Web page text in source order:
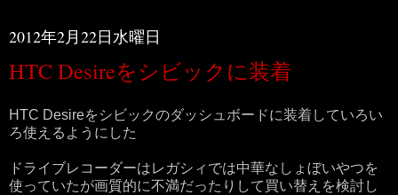
2012年2月22日水曜日
HTC Desireをシビックに装着
HTC Desireをシビックのダッシュボードに装着していろい
ろ使えるようにした
ドライブレコーダーはレガシィでは中華なしょぼいやつを
使っていたが画質的に不満だったりして買い替えを検討し